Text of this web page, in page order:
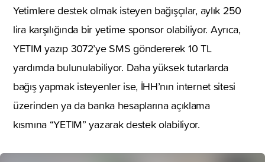
Yetimlere destek olmak isteyen bağışçılar, aylık 250
lira karşılığında bir yetime sponsor olabiliyor. Ayrıca,
YETIM yazıp 3072’ye SMS göndererek 10 TL
yardımda bulunulabiliyor. Daha yüksek tutarlarda
bağış yapmak isteyenler ise, İHH’nın internet sitesi
üzerinden ya da banka hesaplarına açıklama
kısmına “YETIM” yazarak destek olabiliyor.